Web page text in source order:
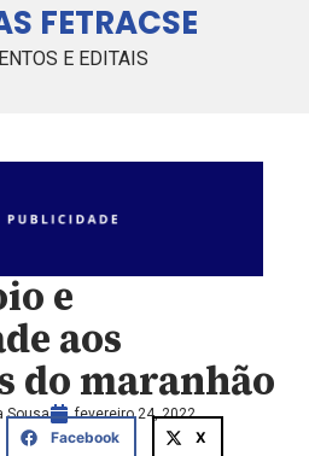
FETRACSE
E EDITAIS
e
aos
do maranhão
Sousa fevereiro 24, 2022
Facebook X